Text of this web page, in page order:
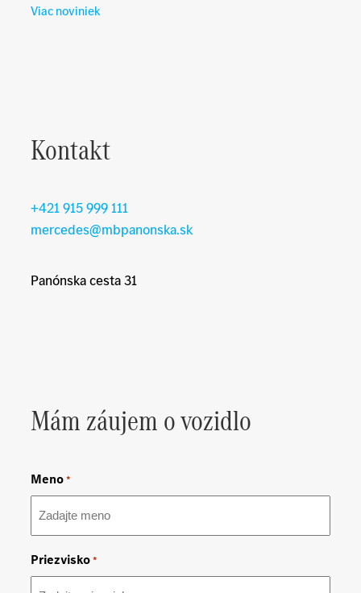
Viac noviniek
Kontakt
+421 915 999 111
mercedes@mbpanonska.sk
Panónska cesta 31
Mám záujem o vozidlo
Meno*
Priezvisko*